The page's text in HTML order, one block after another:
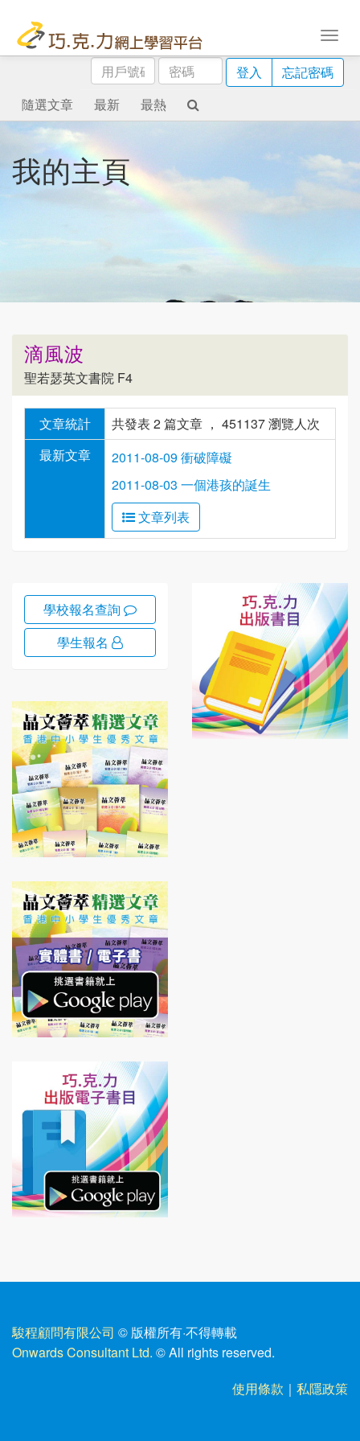
用
戶
號
碼
密
碼
登入
忘記密碼
隨選文章
最新 最熱
我的主頁
滴風波
聖若瑟英文書院 F4
文章統計
共發表 2 篇文章 ， 451137 瀏覽人次
最新文章
2011-08-09 衝破障礙
2011-08-03 一個港孩的誕生
文章列表
學校報名查詢
學生報名
駿程顧問有限公司 © 版權所有·不得轉載
Onwards Consultant Ltd. © All rights reserved.
使用條款 ｜ 私隱政策